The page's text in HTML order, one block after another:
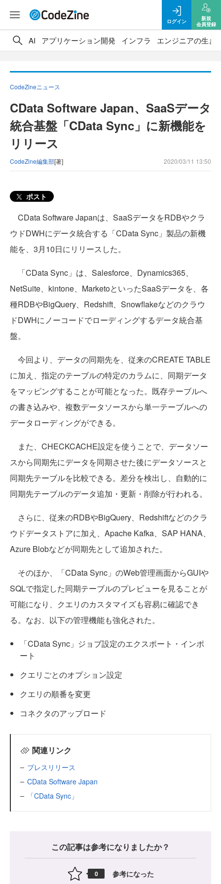
ログイン
新規
会員登録
AI アプリケーション開発 インフラ エンジニアの生き
CodeZineニュース
CData Software Japan、SaaSデータ
統合基盤「CData Sync」に新機能を
リリース
CodeZine編集部[著] 2020/03/11 13:50
ポスト
CData Software Japanは、SaaSデータをRDBやクラ
ウドDWHにデータ統合する「CData Sync」製品の新機
能を、3月10日にリリースした。
「CData Sync」は、Salesforce、Dynamics365、
NetSuite、kintone、MarketoといったSaaSデータを、各
種RDBやBigQuery、Redshift、Snowflakeなどのクラウ
ドDWHにノーコードでローディングするデータ統合基
盤。
今回より、データの同期先を、従来のCREATE TABLE
に加え、指定のテーブルの特定のカラムに、同期データ
をマッピングすることが可能となった。既存テーブルへ
の書き込みや、複数データソースから単一テーブルへの
データローディングができる。
また、CHECKCACHE設定を使うことで、データソー
スから同期先にデータを同期させた後にデータソースと
同期先テーブルを比較できる。差分を検出し、自動的に
同期先テーブルのデータ追加・更新・削除が行われる。
さらに、従来のRDBやBigQuery、Redshiftなどのクラ
ウドデータストアに加え、Apache Kafka、SAP HANA、
Azure Blobなどが同期先として追加された。
そのほか、「CData Sync」のWeb管理画面からGUIや
SQLで指定した同期テーブルのプレビューを見ることが
可能になり、クエリのカスタマイズも容易に確認でき
る。なお、以下の管理機能も強化された。
「CData Sync」ジョブ設定のエクスポート・インポ
ート
クエリごとのオプション設定
クエリの順番を変更
コネクタのアップロード
関連リンク
プレスリリース
CData Software Japan
「CData Sync」
この記事は参考になりましたか？
0 参考になった